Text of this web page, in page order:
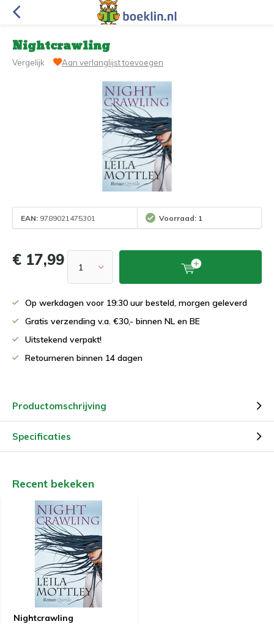
Nightcrawling
Vergelijk Aan verlanglijst toevoegen
EAN: 9789021475301 Voorraad: 1
€ 17,99
Op werkdagen voor 19:30 uur besteld, morgen geleverd
Gratis verzending v.a. €30,- binnen NL en BE
Uitstekend verpakt!
Retourneren binnen 14 dagen
Productomschrijving
Specificaties
Recent bekeken
Nightcrawling